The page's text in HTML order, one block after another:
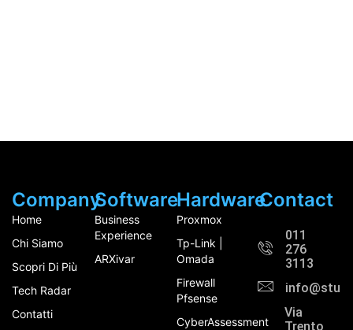
Company
Home
Chi Siamo
Scopri Di Più
Tech Radar
Contatti
Software
Business
Experience
ARXivar
Hardware
Proxmox
Tp-Link |
Omada
Firewall
Pfsense
CyberAssessment
Contact
011
276
3113
Via
Trento